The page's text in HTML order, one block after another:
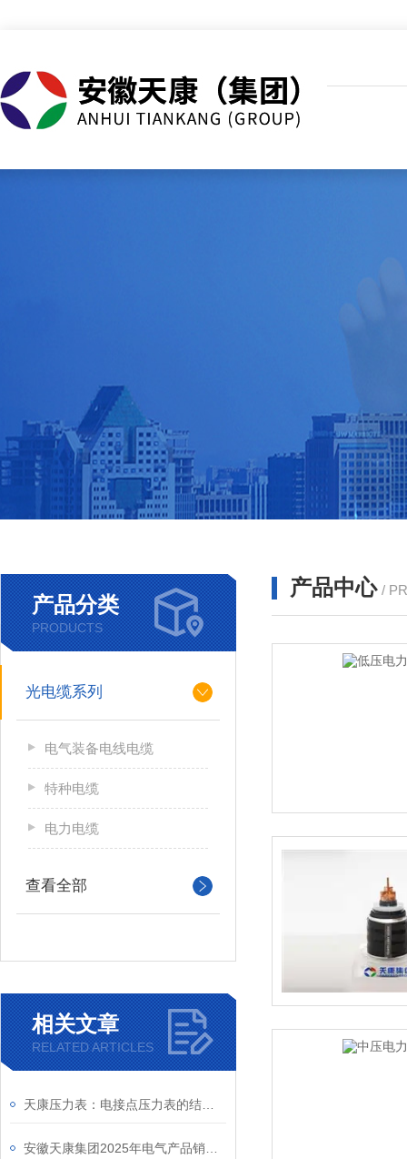
产品分类
PRODUCTS
光电缆系列
电气装备电线电缆
特种电缆
电力电缆
查看全部
相关文章
RELATED ARTICLES
产品中心 /